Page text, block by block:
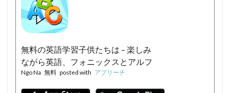
無料の英語学習子供たちは – 楽しみ
ながら英語、フォニックスとアルフ
ァベットを学びます
Ngo Na 無料 posted with アプリーチ